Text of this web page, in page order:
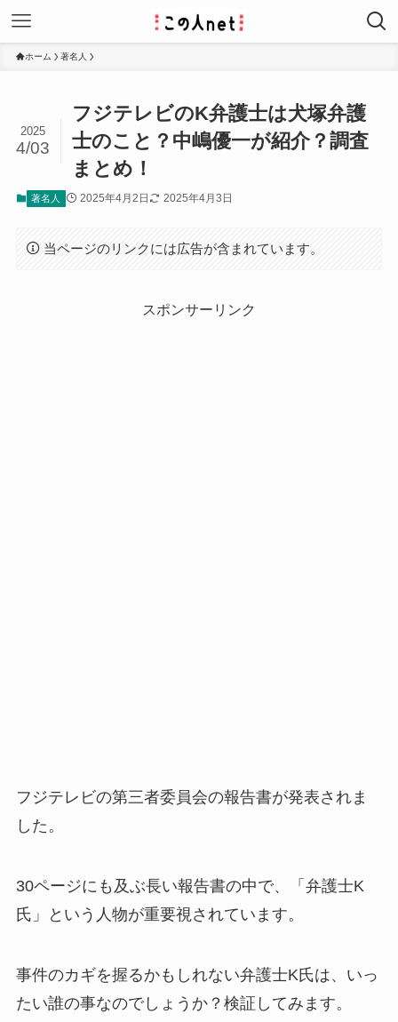
ホーム 著名人
フジテレビのK弁護士は犬塚弁護
士のこと？中嶋優一が紹介？調査
まとめ！
2025
4/03
著名人 2025年4月2日 2025年4月3日
当ページのリンクには広告が含まれています。
スポンサーリンク
フジテレビの第三者委員会の報告書が発表されま
した。
30ページにも及ぶ長い報告書の中で、「弁護士K
氏」という人物が重要視されています。
事件のカギを握るかもしれない弁護士K氏は、いっ
たい誰の事なのでしょうか？検証してみます。